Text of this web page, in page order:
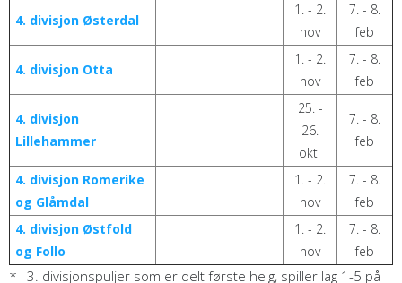
4. divisjon Østerdal
1. - 2.
nov
7. - 8.
feb
4. divisjon Otta
1. - 2.
nov
7. - 8.
feb
4. divisjon
Lillehammer
25. -
26.
okt
7. - 8.
feb
4. divisjon Romerike
og Glåmdal
1. - 2.
nov
7. - 8.
feb
4. divisjon Østfold
og Follo
1. - 2.
nov
7. - 8.
feb
* I 3. divisjonspuljer som er delt første helg, spiller lag 1-5 på